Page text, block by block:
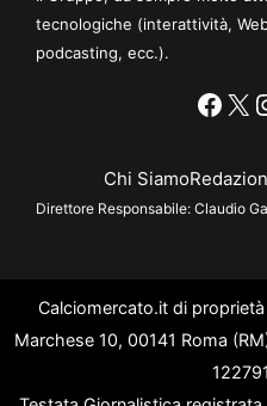
tecnologiche (interattività,
podcasting, ecc.).
X
Chi Siamo
Direttore Responsabile: Claudio
Calciomercato.it di
Marchese 10, 00141 Roma